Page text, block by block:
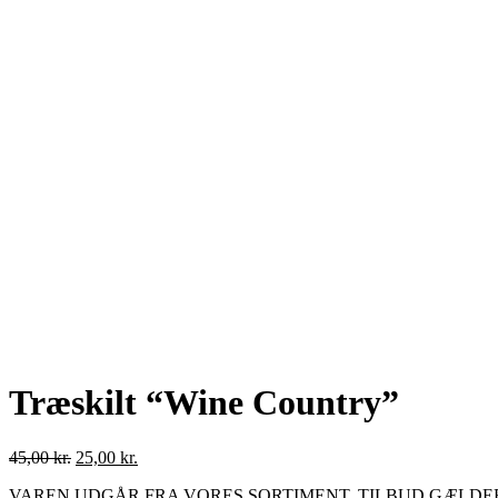
Træskilt “Wine Country”
45,00kr. 25,00 kr.